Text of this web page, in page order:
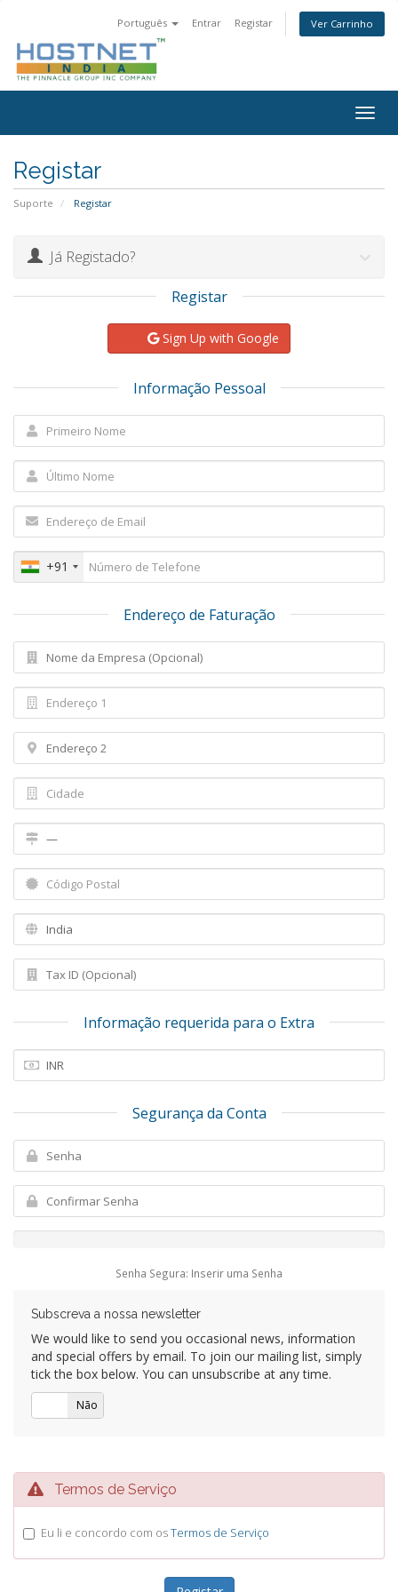
Português Entrar Registar Ver Carrinho
Registar
Suporte Registar
Já Registado?
Registar
Sign Up with Google
Informação Pessoal
+91
Endereço de Faturação
Informação requerida para o Extra
Segurança da Conta
Senha Segura: Inserir uma Senha
Subscreva a nossa newsletter
We would like to send you occasional news, information
and special offers by email. To join our mailing list, simply
tick the box below. You can unsubscribe at any time.
Não
Termos de Serviço
Eu li e concordo com osTermos de Serviço